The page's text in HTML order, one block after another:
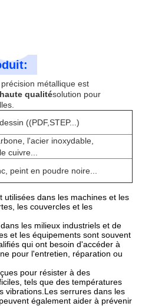
métallique est
qualitésolution pour
((PDF,STEP...)
l'acier inoxydable,
cuivre...
peint en poudre noire...
utilisées dans les machines et les
les couvercles et les
les milieux industriels et de
et les équipements sont souvent
qui ont besoin d'accéder à
pour l'entretien, réparation ou
pour résister à des
tels que des températures
vibrations.Les serrures dans les
également aider à prévenir